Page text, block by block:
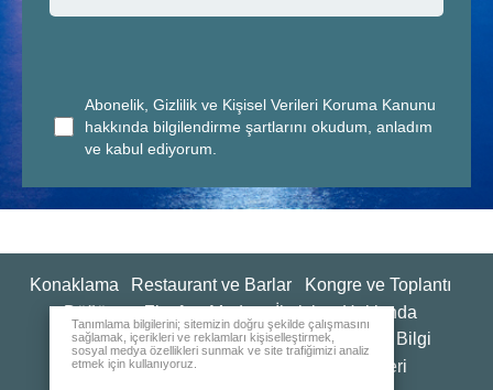
Abonelik, Gizlilik ve Kişisel Verileri Koruma Kanunu
hakkında bilgilendirme şartlarını okudum, anladım
ve kabul ediyorum.
Konaklama Restaurant ve Barlar
Kongre ve Toplantı
Düğün ve Ziyafet
Medya İletişim
Hakkında
Kalite Politikaları ve Sürdürülebilirlik
Genel Bilgi
İnsan Kaynakları
Değerlendirme Anketleri
Tanımlama bilgilerini; sitemizin doğru şekilde çalışmasını
sağlamak, içerikleri ve reklamları kişiselleştirmek,
sosyal medya özellikleri sunmak ve site trafiğimizi analiz
etmek için kullanıyoruz.